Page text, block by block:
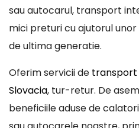
sau autocarul, transport
mici preturi cu ajutorul
de ultima generatie.
Oferim servicii de transport
Slovacia, tur-retur. De
beneficiile aduse de